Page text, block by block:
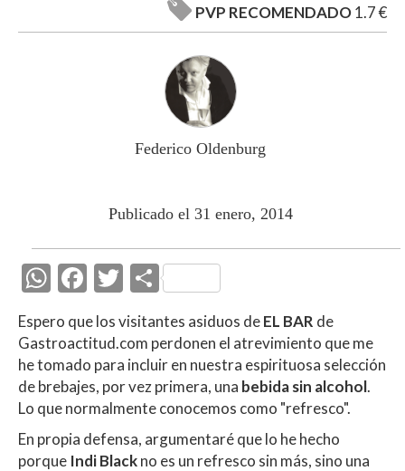
PVP RECOMENDADO1.7 €
Federico Oldenburg
Publicado el 31 enero, 2014
W
at
s
A
p
p
F
ac
e
b
o
o
k
T
w
itt
er
C
o
m
p
ar
ti
r
Espero que los visitantes asiduos deEL BAR de
Gastroactitud.com perdonen el atrevimiento que me
he tomado para incluir en nuestra espirituosa selección
de brebajes, por vez primera, una bebida sin alcohol.
Lo que normalmente conocemos como "refresco".
En propia defensa, argumentaré que lo he hecho
porque Indi Blackno es un refresco sin más, sino una